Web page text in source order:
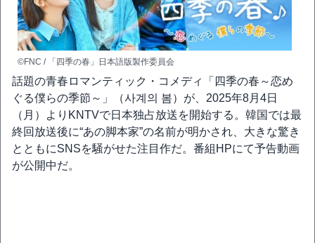
©FNC / 「四季の春」日本語版製作委員会
話題の青春ロマンティック・コメディ「四季の春～恋め
ぐる僕らの季節～」（사계의 봄）が、2025年8月4日
（月）よりKNTVで日本独占放送を開始する。韓国では最
終回放送後に“あの脚本家”の名前が明かされ、大きな驚き
とともにSNSを騒がせた注目作だ。番組HPにて予告動画
が公開中だ。